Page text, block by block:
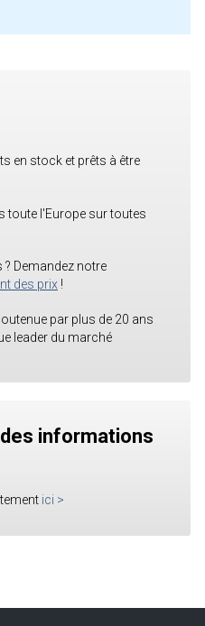
en stock et prêts à être
toute l'Europe sur toutes
Demandez notre
des prix !
par plus de 20 ans
leader du marché
informations
ici >